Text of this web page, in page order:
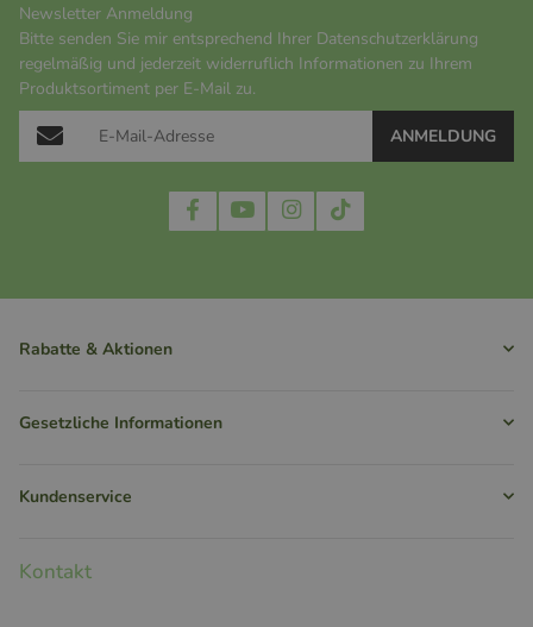
Newsletter Anmeldung
Bitte senden Sie mir entsprechend Ihrer Datenschutzerklärung
regelmäßig und jederzeit widerruflich Informationen zu Ihrem
Produktsortiment per E-Mail zu.
ANMELDUNG
Rabatte & Aktionen
Gesetzliche Informationen
Kundenservice
Kontakt